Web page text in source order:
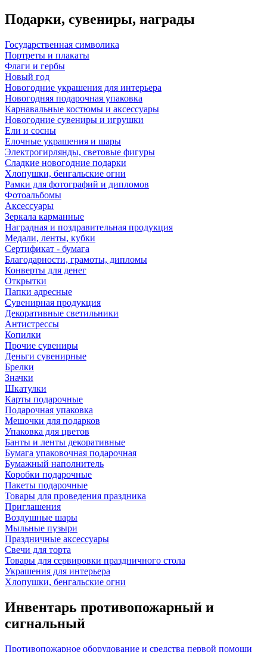
Подарки, сувениры, награды
Государственная символика
Портреты и плакаты
Флаги и гербы
Новый год
Новогодние украшения для интерьера
Новогодняя подарочная упаковка
Карнавальные костюмы и аксессуары
Новогодние сувениры и игрушки
Ели и сосны
Елочные украшения и шары
Электрогирлянды, световые фигуры
Сладкие новогодние подарки
Хлопушки, бенгальские огни
Рамки для фотографий и дипломов
Фотоальбомы
Аксессуары
Зеркала карманные
Наградная и поздравительная продукция
Медали, ленты, кубки
Сертификат - бумага
Благодарности, грамоты, дипломы
Конверты для денег
Открытки
Папки адресные
Сувенирная продукция
Декоративные светильники
Антистрессы
Копилки
Прочие сувениры
Деньги сувенирные
Брелки
Значки
Шкатулки
Карты подарочные
Подарочная упаковка
Мешочки для подарков
Упаковка для цветов
Банты и ленты декоративные
Бумага упаковочная подарочная
Бумажный наполнитель
Коробки подарочные
Пакеты подарочные
Товары для проведения праздника
Приглашения
Воздушные шары
Мыльные пузыри
Праздничные аксессуары
Свечи для торта
Товары для сервировки праздничного стола
Украшения для интерьера
Хлопушки, бенгальские огни
Инвентарь противопожарный и
сигнальный
Противопожарное оборудование и средства первой помощи